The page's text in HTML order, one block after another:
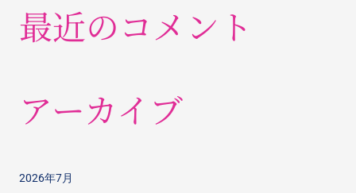
最近のコメント
アーカイブ
2026年7月